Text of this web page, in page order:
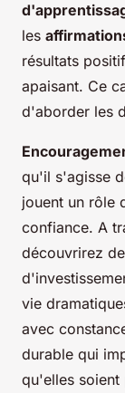
les
résultats
apaisant. Ce
d'aborder les
qu'il s'agisse
jouent un rôle
confiance. A
découvrirez
vie
avec
durable qui
qu'elles soient